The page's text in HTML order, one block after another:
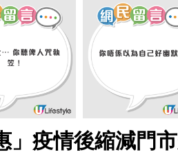
」 疫情後縮減門